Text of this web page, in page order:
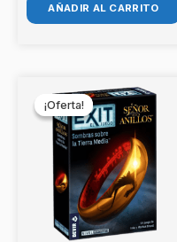
AÑADIR AL CARRITO
¡Oferta!
¡Oferta!
precio
original
era:
$14.990.
precio
actual
es:
$13.990.